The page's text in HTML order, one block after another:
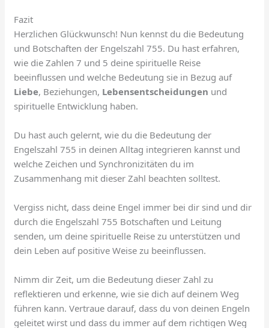
Fazit
Herzlichen Glückwunsch! Nun kennst du die Bedeutung
und Botschaften der Engelszahl 755. Du hast erfahren,
wie die Zahlen 7 und 5 deine spirituelle Reise
beeinflussen und welche Bedeutung sie in Bezug auf
Liebe, Beziehungen, Lebensentscheidungen und
spirituelle Entwicklung haben.
Du hast auch gelernt, wie du die Bedeutung der
Engelszahl 755 in deinen Alltag integrieren kannst und
welche Zeichen und Synchronizitäten du im
Zusammenhang mit dieser Zahl beachten solltest.
Vergiss nicht, dass deine Engel immer bei dir sind und dir
durch die Engelszahl 755 Botschaften und Leitung
senden, um deine spirituelle Reise zu unterstützen und
dein Leben auf positive Weise zu beeinflussen.
Nimm dir Zeit, um die Bedeutung dieser Zahl zu
reflektieren und erkenne, wie sie dich auf deinem Weg
führen kann. Vertraue darauf, dass du von deinen Engeln
geleitet wirst und dass du immer auf dem richtigen Weg